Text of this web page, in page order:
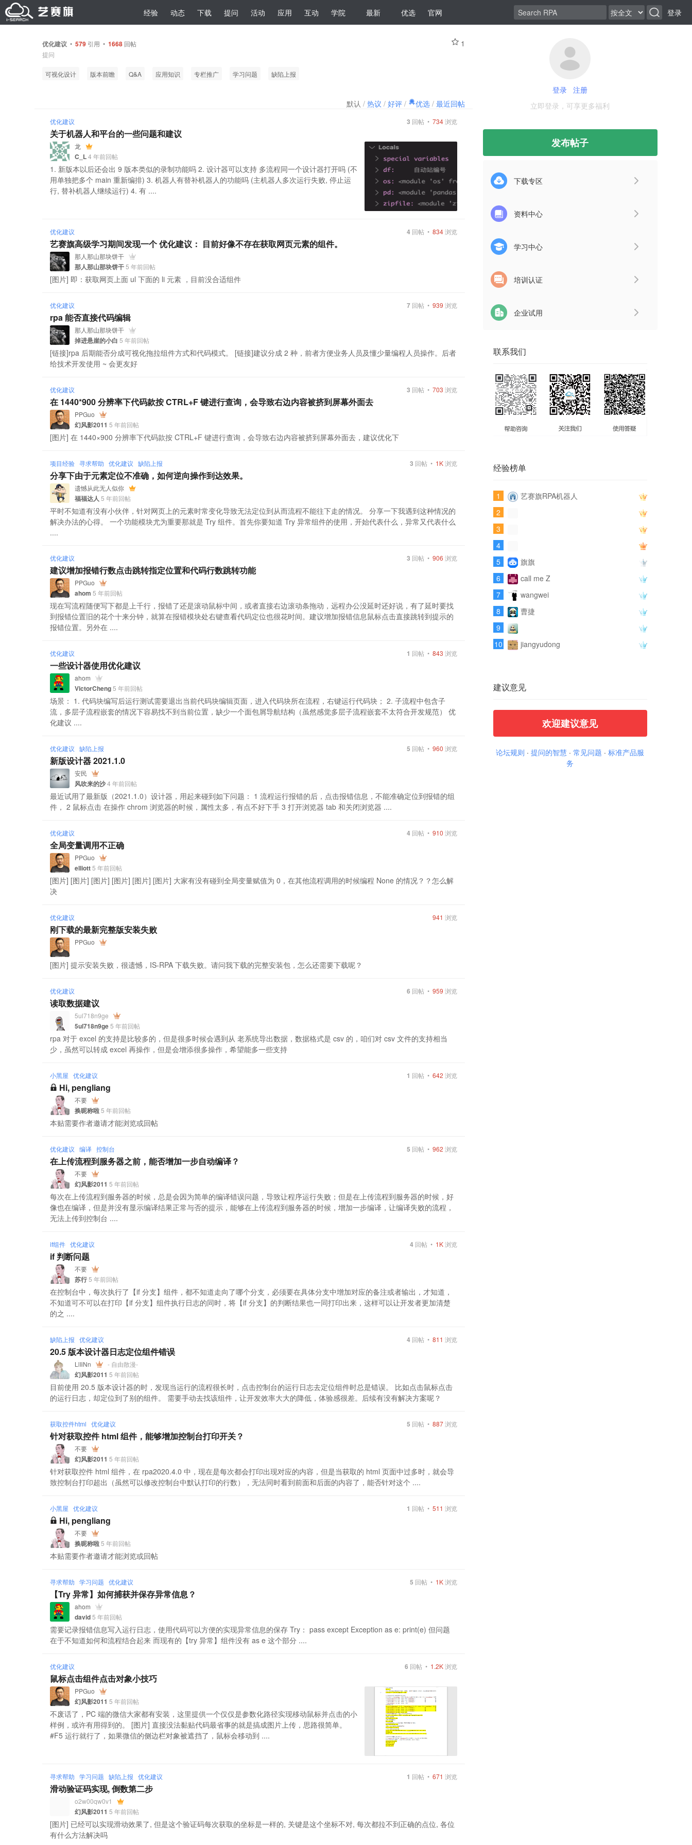
经验 动态 下载 提问 活动 应用 互动 学院 最新 优选 官网 登录
优化建议 •579 引用 •1668 回帖
提问
1
可视化设计 版本前瞻 Q&A 应用知识 专栏推广 学习问题 缺陷上报
默认 /热议 /好评 / 优选 /最近回帖
优化建议 3 回帖 •734浏览
关于机器人和平台的一些问题和建议
龙
C_L4 年前回帖
1. 新版本以后还会出 9 版本类似的录制功能吗 2. 设计器可以支持 多流程同一个设计器打开吗 (不
用单独把多个 main 重新编排) 3. 机器人有替补机器人的功能吗 (主机器人多次运行失败, 停止运
行, 替补机器人继续运行) 4. 有 ....
优化建议 4 回帖 •834浏览
艺赛旗高级学习期间发现一个 优化建议： 目前好像不存在获取网页元素的组件。
那人那山那块饼干
那人那山那块饼干5 年前回帖
[图片] 即：获取网页上面 ul 下面的 li 元素 ，目前没合适组件
优化建议 7 回帖 •939 浏览
rpa 能否直接代码编辑
那人那山那块饼干
掉进悬崖的小白 5 年前回帖
[链接]rpa 后期能否分成可视化拖拉组件方式和代码模式。 [链接]建议分成 2 种，前者方便业务人员及懂少量编程人员操作。后者
给技术开发使用 ~ 会更友好
优化建议 3 回帖 •703 浏览
在 1440*900 分辨率下代码款按 CTRL+F 键进行查询，会导致右边内容被挤到屏幕外面去
PPGuo
幻风影2011 5 年前回帖
[图片] 在 1440×900 分辨率下代码款按 CTRL+F 键进行查询，会导致右边内容被挤到屏幕外面去，建议优化下
项目经验 寻求帮助 优化建议 缺陷上报 3 回帖 • 1K浏览
分享下由于元素定位不准确，如何逆向操作到达效果。
遗憾从此无人似你
福福达人 5 年前回帖
平时不知道有没有小伙伴，针对网页上的元素时常变化导致无法定位到从而流程不能往下走的情况。 分享一下我遇到这种情况的
解决办法的心得。 一个功能模块尤为重要那就是 Try 组件。首先你要知道 Try 异常组件的使用，开始代表什么，异常又代表什么
....
优化建议 3 回帖 •906 浏览
建议增加报错行数点击跳转指定位置和代码行数跳转功能
PPGuo
ahom 5 年前回帖
现在写流程随便写下都是上千行，报错了还是滚动鼠标中间，或者直接右边滚动条拖动，远程办公没延时还好说，有了延时要找
到报错位置旧的花个十来分钟，就算在报错模块处右键查看代码定位也很花时间。建议增加报错信息鼠标点击直接跳转到提示的
报错位置。另外在 ....
优化建议 1 回帖 •843 浏览
一些设计器使用优化建议
ahom
VictorCheng5 年前回帖
场景： 1. 代码块编写后运行测试需要退出当前代码块编辑页面，进入代码块所在流程，右键运行代码块； 2. 子流程中包含子
流，多层子流程嵌套的情况下容易找不到当前位置，缺少一个面包屑导航结构（虽然感觉多层子流程嵌套不太符合开发规范） 优
化建议 ....
优化建议 缺陷上报 5 回帖 •960 浏览
新版设计器 2021.1.0
安民
风吹来的沙4 年前回帖
最近试用了最新版（2021.1.0）设计器，用起来碰到如下问题： 1 流程运行报错的后，点击报错信息，不能准确定位到报错的组
件， 2 鼠标点击 在操作 chrom 浏览器的时候，属性太多，有点不好下手 3 打开浏览器 tab 和关闭浏览器 ....
优化建议 4 回帖 •910 浏览
全局变量调用不正确
PPGuo
elliott5 年前回帖
[图片] [图片] [图片] [图片] [图片] [图片] 大家有没有碰到全局变量赋值为 0，在其他流程调用的时候编程 None 的情况？？怎么解
决
优化建议 941 浏览
刚下载的最新完整版安装失败
PPGuo
[图片] 提示安装失败，很遗憾，IS-RPA 下载失败。请问我下载的完整安装包，怎么还需要下载呢？
优化建议 6 回帖 •959 浏览
读取数据建议
5ul718n9ge
5ul718n9ge5 年前回帖
rpa 对于 excel 的支持是比较多的，但是很多时候会遇到从 老系统导出数据，数据格式是 csv 的，咱们对 csv 文件的支持相当
少，虽然可以转成 excel 再操作，但是会增添很多操作，希望能多一些支持
小黑屋 优化建议 1 回帖 •642 浏览
Hi, pengliang
不要
换昵称啦5 年前回帖
本贴需要作者邀请才能浏览或回帖
优化建议 编译 控制台 5 回帖 •962 浏览
在上传流程到服务器之前，能否增加一步自动编译？
不要
幻风影2011 5 年前回帖
每次在上传流程到服务器的时候，总是会因为简单的编译错误问题，导致让程序运行失败；但是在上传流程到服务器的时候，好
像也在编译，但是并没有显示编译结果正常与否的提示，能够在上传流程到服务器的时候，增加一步编译，让编译失败的流程，
无法上传到控制台 ....
if组件 优化建议 4 回帖 • 1K浏览
if 判断问题
不要
苏行5 年前回帖
在控制台中，每次执行了【if 分支】组件，都不知道走向了哪个分支，必须要在具体分支中增加对应的备注或者输出，才知道，
不知道可不可以在打印【if 分支】组件执行日志的同时，将【if 分支】的判断结果也一同打印出来，这样可以让开发者更加清楚
的之 ....
缺陷上报 优化建议 4 回帖 •811 浏览
20.5 版本设计器日志定位组件错误
LlIiNn - 自由散漫-
幻风影2011 5 年前回帖
目前使用 20.5 版本设计器的时，发现当运行的流程很长时，点击控制台的运行日志去定位组件时总是错误。 比如点击鼠标点击
的运行日志，却定位到了别的组件。 需要手动去找该组件，让开发效率大大的降低，体验感很差。后续有没有解决方案呢？
获取控件html 优化建议 5 回帖 •887浏览
针对获取控件 html 组件，能够增加控制台打印开关？
不要
幻风影2011 5 年前回帖
针对获取控件 html 组件，在 rpa2020.4.0 中，现在是每次都会打印出现对应的内容，但是当获取的 html 页面中过多时，就会导
致控制台打印超出（虽然可以修改控制台中默认打印的行数），无法同时看到前面和后面的内容了，能否针对这个 ....
小黑屋 优化建议 1 回帖 •511 浏览
Hi, pengliang
不要
换昵称啦5 年前回帖
本贴需要作者邀请才能浏览或回帖
寻求帮助 学习问题 优化建议 5 回帖 • 1K浏览
【Try 异常】如何捕获并保存异常信息？
ahom
david5 年前回帖
需要记录报错信息写入运行日志，使用代码可以方便的实现异常信息的保存 Try： pass except Exception as e: print(e) 但问题
在于不知道如何和流程结合起来 而现有的【try 异常】组件没有 as e 这个部分 ....
优化建议 6 回帖 • 1.2K浏览
鼠标点击组件点击对象小技巧
PPGuo
幻风影2011 5 年前回帖
不废话了，PC 端的微信大家都有安装，这里提供一个仅仅是参数化路径实现移动鼠标并点击的小
样例，或许有用得到的。 [图片] 直接没法黏贴代码最省事的就是搞成图片上传，思路很简单。
#F5 运行就行了，如果微信的侧边栏对象被遮挡了，鼠标会移动到 ....
寻求帮助 学习问题 缺陷上报 优化建议 1 回帖 •671 浏览
滑动验证码实现, 倒数第二步
o2w00qw0v1
幻风影2011 5 年前回帖
[图片] 已经可以实现滑动效果了, 但是这个验证码每次获取的坐标是一样的, 关键是这个坐标不对, 每次都拉不到正确的点位, 各位
有什么方法解决吗
登录
注册
立即登录，可享更多福利
发布帖子
下载专区
资料中心
学习中心
培训认证
企业试用
联系我们
经验榜单
1
艺赛旗RPA机器人
2
3
4
5
旗旗
6
call me Z
7
wangwei
8
曹捷
9
10
jiangyudong
建议意见
欢迎建议意见
论坛规则 ·提问的智慧 ·常见问题 ·标准产品服
务